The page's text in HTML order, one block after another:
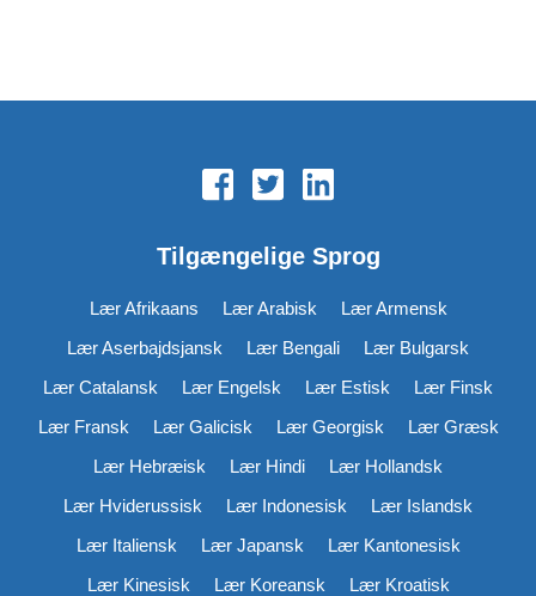
Tilgængelige Sprog
Lær Afrikaans Lær Arabisk
Lær Armensk
Lær Aserbajdsjansk
Lær Bengali
Lær Bulgarsk
Lær Catalansk
Lær Engelsk Lær Estisk
Lær Finsk
Lær Fransk
Lær Galicisk Lær Georgisk
Lær Græsk
Lær Hebræisk
Lær Hindi
Lær Hollandsk
Lær Hviderussisk
Lær Indonesisk
Lær Islandsk
Lær Italiensk
Lær Japansk
Lær Kantonesisk
Lær Kinesisk
Lær Koreansk
Lær Kroatisk